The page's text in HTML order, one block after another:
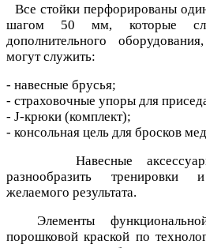
Все стойки перфорированы
шагом 50 мм, которые
дополнительного
могут служить:
- навесные брусья;
- страховочные упоры для
- J-крюки (комплект);
- консольная цель для бросков
Навесные аксессуары
разнообразить тренировки
желаемого результата.
Элементы
порошковой краской по